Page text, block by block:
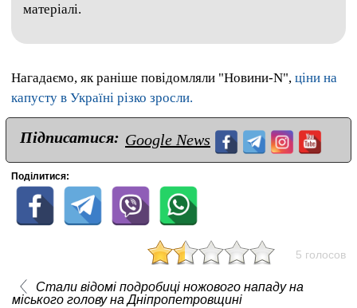
матеріалі.
Нагадаємо, як раніше повідомляли "Новини-N", ціни на
капусту в Україні різко зросли.
Підписатися: Google News
Поділитися:
5 голосов
Стали відомі подробиці ножового нападу на
міського голову на Дніпропетровщині